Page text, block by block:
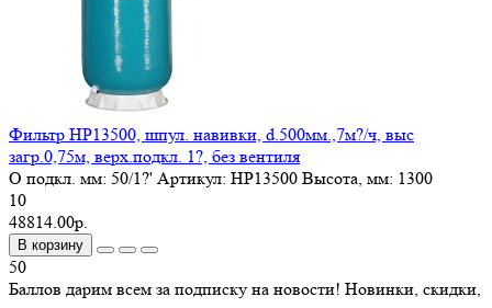
Фильтр HP13500, шпул. навивки, d.500мм.,7м?/ч, выс
загр.0,75м, верх.подкл. 1?, без вентиля
O подкл. мм: 50/1?' Артикул: HP13500 Высота, мм: 1300
10
48814.00р.
В корзину
50
Баллов дарим всем за подписку на новости! Новинки, скидки,